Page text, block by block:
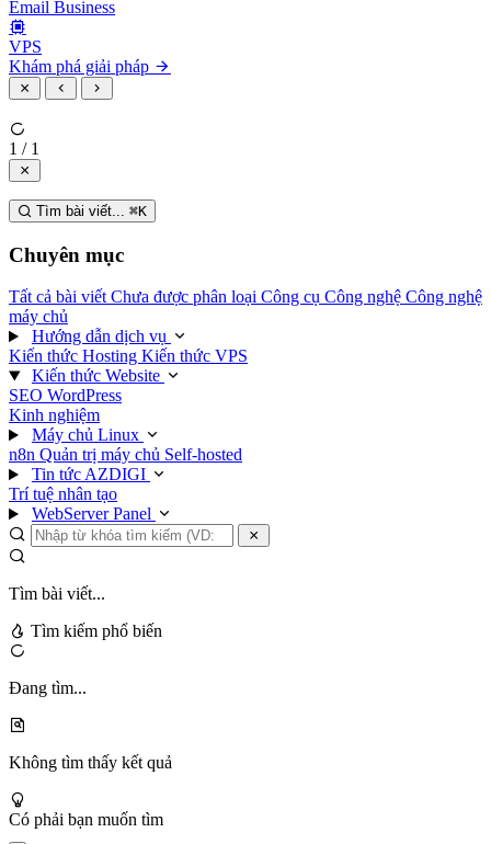
Email Business
VPS
Khám phá giải pháp
1 / 1
Tìm bài viết... ⌘K
Chuyên mục
Tất cả bài viết Chưa được phân loại Công cụ Công nghệ Công nghệ
máy chủ
Hướng dẫn dịch vụ
Kiến thức Hosting Kiến thức VPS
Kiến thức Website
SEO WordPress
Kinh nghiệm
Máy chủ Linux
n8n Quản trị máy chủ Self-hosted
Tin tức AZDIGI
Trí tuệ nhân tạo
WebServer Panel
Tìm bài viết...
Tìm kiếm phổ biến
Đang tìm...
Không tìm thấy kết quả
Có phải bạn muốn tìm